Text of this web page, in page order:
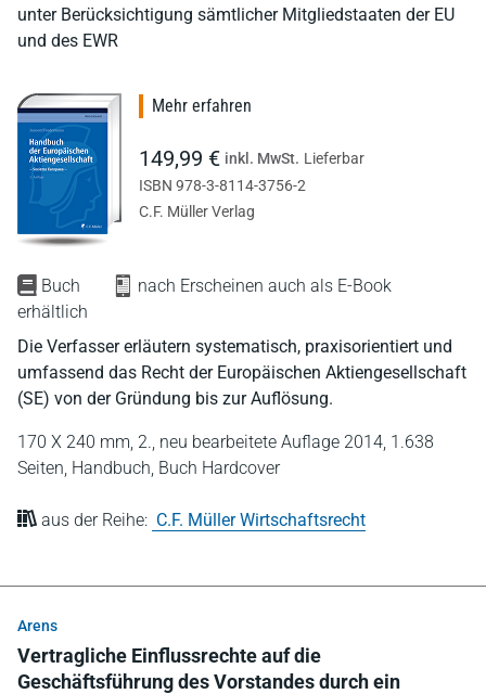
unter Berücksichtigung sämtlicher Mitgliedstaaten der EU
und des EWR
Buch
nach Erscheinen auch als E-Book
erhältlich
Die Verfasser erläutern systematisch, praxisorientiert und
umfassend das Recht der Europäischen Aktiengesellschaft
(SE) von der Gründung bis zur Auflösung.
170 X 240 mm, 2., neu bearbeitete Auflage 2014, 1.638
Seiten, Handbuch, Buch Hardcover
aus der Reihe: C.F. Müller Wirtschaftsrecht
Mehr erfahren
149,99 € inkl. MwSt. Lieferbar
ISBN 978-3-8114-3756-2
C.F. Müller Verlag
Arens
Vertragliche Einflussrechte auf die
Geschäftsführung des Vorstandes durch ein